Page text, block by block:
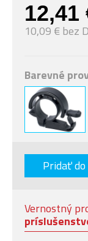
12,41
10,09 € bez
Barevné
Pridať
Vernostný